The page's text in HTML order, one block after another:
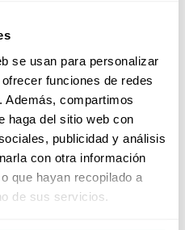
se usan para personalizar
funciones de redes
Además, compartimos
haga del sitio web con
publicidad y análisis
con otra información
que hayan recopilado a
de sus servicios.
puede ayudar a tu